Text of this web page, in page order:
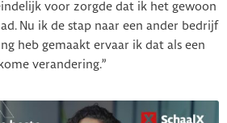
voor zorgde dat ik het gewoon
Nu ik de stap naar een ander bedrijf
heb gemaakt ervaar ik dat als een
verandering.”